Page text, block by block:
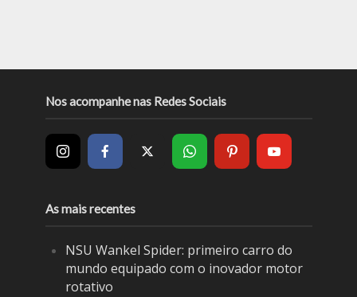
Nos acompanhe nas Redes Sociais
As mais recentes
NSU Wankel Spider: primeiro carro do
mundo equipado com o inovador motor
rotativo